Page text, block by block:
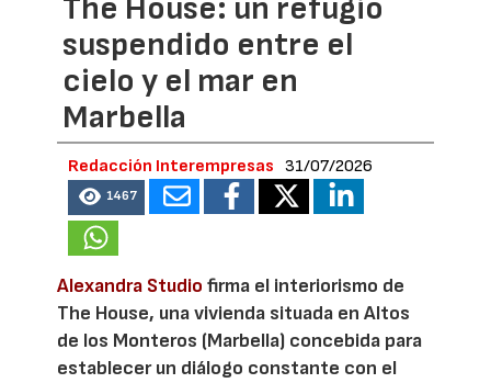
The House: un refugio
suspendido entre el
cielo y el mar en
Marbella
Redacción Interempresas 31/07/2026
1467
Alexandra Studio firma el interiorismo de
The House, una vivienda situada en Altos
de los Monteros (Marbella) concebida para
establecer un diálogo constante con el